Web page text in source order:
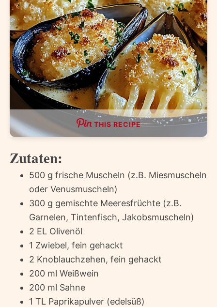
THIS RECIPE
Zutaten:
500 g frische Muscheln (z.B. Miesmuscheln
oder Venusmuscheln)
300 g gemischte Meeresfrüchte (z.B.
Garnelen, Tintenfisch, Jakobsmuscheln)
2 EL Olivenöl
1 Zwiebel, fein gehackt
2 Knoblauchzehen, fein gehackt
200 ml Weißwein
200 ml Sahne
1 TL Paprikapulver (edelsüß)